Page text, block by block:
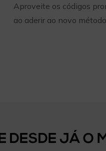
Aproveite os códigos
ao aderir ao novo
DESDE JÁ O